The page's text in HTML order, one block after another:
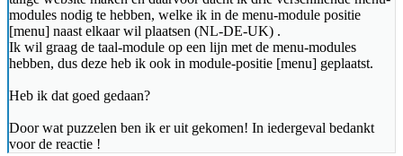
modules nodig te hebben, welke ik in de menu-module positie
[menu] naast elkaar wil plaatsen (NL-DE-UK) .
Ik wil graag de taal-module op een lijn met de menu-modules
hebben, dus deze heb ik ook in module-positie [menu] geplaatst.
Heb ik dat goed gedaan?
Door wat puzzelen ben ik er uit gekomen! In iedergeval bedankt
voor de reactie !